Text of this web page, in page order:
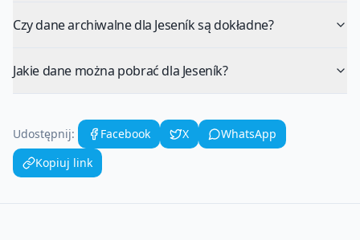
Czy dane archiwalne dla Jeseník są dokładne?
Jakie dane można pobrać dla Jeseník?
Udostępnij: Facebook X
WhatsApp
Kopiuj link